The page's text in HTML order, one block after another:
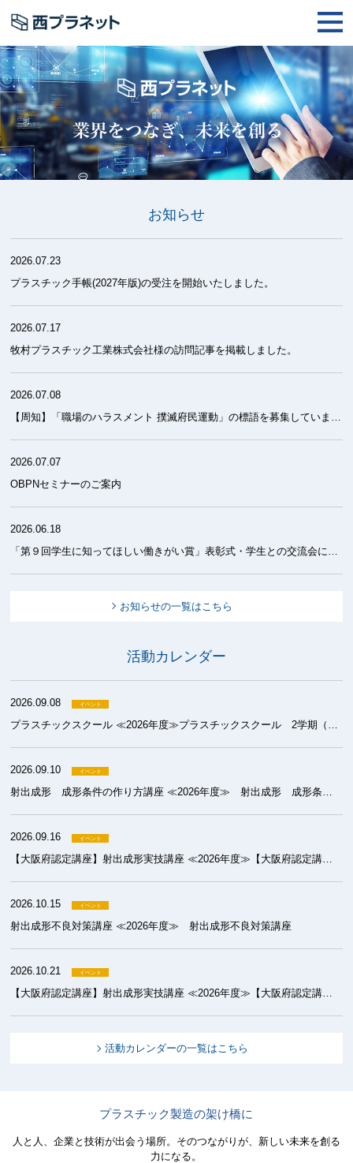
お知らせ
2026.07.23
プラスチック手帳(2027年版)の受注を開始いたしました。
2026.07.17
牧村プラスチック工業株式会社様の訪問記事を掲載しました。
2026.07.08
2026.07.07
OBPNセミナーのご案内
2026.06.18
お知らせの一覧はこちら
活動カレンダー
2026.09.08
プラスチックスクール ≪2026年度≫プラスチックスクール 2学期（成形）
2026.09.10
射出成形 成形条件の作り方講座 ≪2026年度≫ 射出成形 成形条件の作り方講座
2026.09.16
【大阪府認定講座】射出成形実技講座 ≪2026年度≫【大阪府認定講座】射出成形実技講座 基礎コース
2026.10.15
射出成形不良対策講座 ≪2026年度≫ 射出成形不良対策講座
2026.10.21
【大阪府認定講座】射出成形実技講座 ≪2026年度≫【大阪府認定講座】射出成形実技講座 初級コース
活動カレンダーの一覧はこちら
プラスチック製造の架け橋に
人と人、企業と技術が出会う場所。そのつながりが、新しい未来を創る
力になる。